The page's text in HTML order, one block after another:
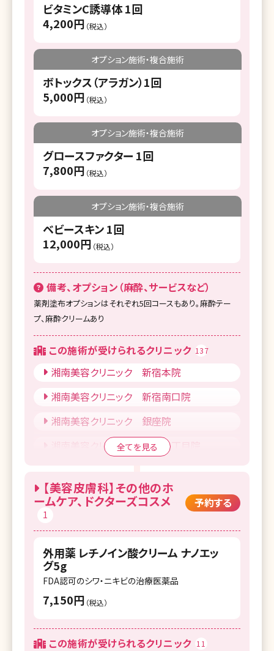
ビタミンC誘導体 1回
4,200円 （税込）
オプション施術・複合施術
ボトックス（アラガン）1回
5,000円 （税込）
オプション施術・複合施術
グロースファクター 1回
7,800円 （税込）
オプション施術・複合施術
ベビースキン 1回
12,000円 （税込）
備考、オプション（麻酔、サービスなど）
薬剤塗布オプションはそれぞれ5回コースもあり。麻酔テー
プ、麻酔クリームあり
この施術が受けられるクリニック 137
湘南美容クリニック 新宿本院
湘南美容クリニック 新宿南口院
湘南美容クリニック 銀座院
湘南美容クリニック 銀座一丁目院
湘南美容クリニック 新橋銀座口院
湘南美容クリニック 原宿院
SBC NEO Skin Clinic 恵比寿
湘南美容クリニック 池袋東口院
全てを見る
【美容皮膚科】その他のホ
ームケア、ドクターズコスメ
1
予約する
外用薬 レチノイン酸クリーム ナノエッ
グ5g
FDA認可のシワ・ニキビの治療医薬品
7,150円 （税込）
この施術が受けられるクリニック 11